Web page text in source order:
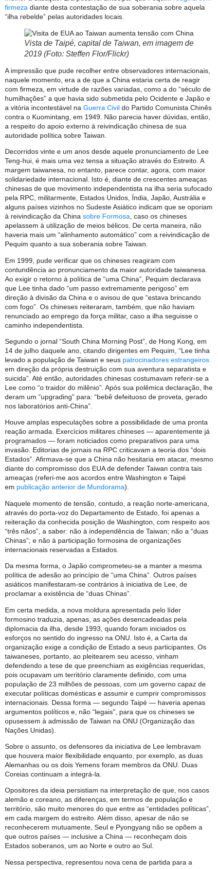
firmeza diante desta contestação de sua soberania sobre aquela
“ilha rebelde” pelas autoridades locais.
Vista de Taipé, capital de Taiwan, em imagem de
2019 (Foto: Steffen Flor/Flickr)
A impressão que pude recolher entre observadores internacionais,
naquele momento, era a de que a China estaria certa de reagir
com firmeza, em virtude de razões variadas, como a do “século de
humilhações” a que havia sido submetida pelo Ocidente e Japão e
a vitória incontestável na Guerra Civil do Partido Comunista Chinês
contra o Kuomintang, em 1949. Não parecia haver dúvidas, então,
a respeito do apoio externo à reivindicação chinesa de sua
autoridade política sobre Taiwan.
Decorridos vinte e um anos desde aquele pronunciamento de Lee
Teng-hui, é mais uma vez tensa a situação através do Estreito. A
margem taiwanesa, no entanto, parece contar, agora, com maior
solidariedade internacional. Isto é, diante de crescentes ameaças
chinesas de que movimento independentista na ilha seria sufocado
pela RPC, militarmente, Estados Unidos, Índia, Japão, Austrália e
alguns países vizinhos no Sudeste Asiático indicam que se oporiam
à reivindicação da China sobre Formosa, caso os chineses
apelassem à utilização de meios bélicos. De certa maneira, não
haveria mais um “alinhamento automático” com a reivindicação de
Pequim quanto a sua soberania sobre Taiwan.
Em 1999, pude verificar que os chineses reagiram com
contundência ao pronunciamento da maior autoridade taiwanesa.
Ao exigir o retorno à política de “uma China”, Pequim declarava
que Lee tinha dado “um passo extremamente perigoso” em
direção à divisão da China e o avisou de que “estava brincando
com fogo”. Os chineses reiteraram, também, que não haviam
renunciado ao emprego da força militar, caso a ilha seguisse o
caminho independentista.
Segundo o jornal “South China Morning Post”, de Hong Kong, em
14 de julho daquele ano, citando dirigentes em Pequim, “Lee tinha
levado a população de Taiwan e seus patrocinadores estrangeiros
em direção da própria destruição com sua aventura separatista e
suicida”. Até então, autoridades chinesas costumavam referir-se a
Lee como “o traidor do milênio”. Após sua polêmica declaração, lhe
deram um “upgrading” para: “bebê defeituoso de proveta, gerado
nos laboratórios anti-China”.
Houve amplas especulações sobre a possibilidade de uma pronta
reação armada. Exercícios militares chineses — aparentemente já
programados — foram noticiados como preparativos para uma
invasão. Editorias de jornais na RPC criticavam a teoria dos “dois
Estados”. Afirmava-se que a China não hesitaria em atacar, mesmo
diante do compromisso dos EUA de defender Taiwan contra tais
ameaças (referi-me aos acordos entre Washington e Taipé
em publicação anterior de Mundorama).
Naquele momento de tensão, contudo, a reação norte-americana,
através do porta-voz do Departamento de Estado, foi apenas a
reiteração da conhecida posição de Washington, com respeito aos
“três nãos”, a saber: não à independência de Taiwan; não a “duas
Chinas”; e não à participação formosina de organizações
internacionais reservadas a Estados.
Da mesma forma, o Japão comprometeu-se a manter a mesma
política de adesão ao princípio de “uma China”. Outros países
asiáticos manifestaram-se contrários à iniciativa de Lee, de
proclamar a existência de “duas Chinas”.
Em certa medida, a nova moldura apresentada pelo líder
formosino traduzia, apenas, as ações desencadeadas pela
diplomacia da ilha, desde 1993, quando foram iniciados os
esforços no sentido do ingresso na ONU. Isto é, a Carta da
organização exige a condição de Estado a seus participantes. Os
taiwaneses, portanto, ao pleitearem seu acesso, vinham
defendendo a tese de que preenchiam as exigências requeridas,
pois ocupavam um território claramente definido, com uma
população de 23 milhões de pessoas, com um governo capaz de
executar políticas domésticas e assumir e cumprir compromissos
internacionais. Dessa forma — segundo Taipé — haveria apenas
argumentos políticos e, não “legais”, para que os chineses se
opusessem à admissão de Taiwan na ONU (Organização das
Nações Unidas).
Sobre o assunto, os defensores da iniciativa de Lee lembravam
que houvera maior flexibilidade enquanto, por exemplo, as duas
Alemanhas ou os dois Yemens foram membros da ONU. Duas
Coreias continuam a integrá-la.
Opositores da ideia persistiam na interpretação de que, nos casos
alemão e coreano, as diferenças, em termos de população e
território, são muito menores do que entre as “entidades políticas”,
em cada margem do estreito. Além disso, apesar de não se
reconhecerem mutuamente, Seul e Pyongyang não se opõem a
que outros países — inclusive a China — reconheçam dois
Estados soberanos, um ao Norte e outro ao Sul.
Nessa perspectiva, representou nova cena de partida para a